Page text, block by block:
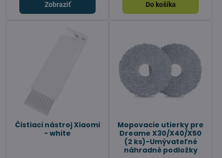
Zobraziť Do košíka
Čistiaci nástroj Xiaomi
- white
Mopovacie utierky pre
Dreame X30/X40/X50
(2 ks)-Umývateľné
náhradné podložky